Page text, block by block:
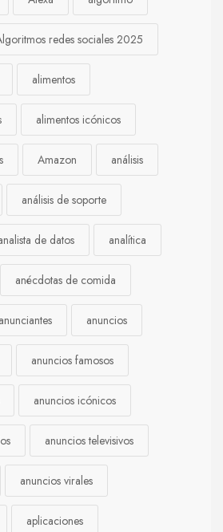
redes sociales 2025
alimentos
alimentos icónicos
Amazon análisis
análisis de soporte
de datos analítica
anécdotas de comida
anunciantes anuncios
anuncios famosos
anuncios icónicos
anuncios televisivos
anuncios virales
aplicaciones